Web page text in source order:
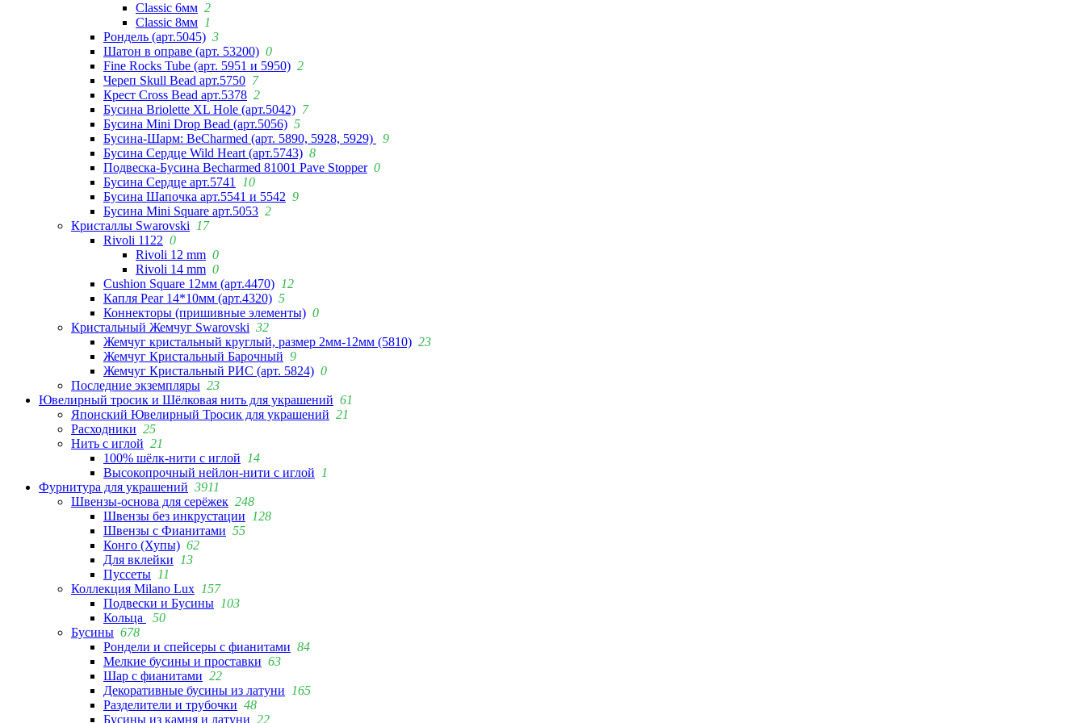
Classic 6мм 2
Classic 8мм 1
Рондель (арт.5045) 3
Шатон в оправе (арт. 53200) 0
Fine Rocks Tube (арт. 5951 и 5950) 2
Череп Skull Bead арт.5750 7
Крест Cross Bead арт.5378 2
Бусина Briolette XL Hole (арт.5042) 7
Бусина Mini Drop Bead (арт.5056) 5
Бусина-Шарм: BeCharmed (арт. 5890, 5928, 5929)
9
Бусина Сердце Wild Heart (арт.5743) 8
Подвеска-Бусина Becharmed 81001 Pave Stopper 0
Бусина Сердце арт.5741
10
Бусина Шапочка арт.5541 и 5542 9
Бусина Mini Square арт.5053 2
Кристаллы Swarovski
17
Rivoli 1122 0
Rivoli 12 mm 0
Rivoli 14 mm 0
Cushion Square 12мм (арт.4470) 12
Капля Pear 14*10мм (арт.4320) 5
Коннекторы (пришивные элементы) 0
Кристальный Жемчуг Swarovski 32
Жемчуг кристальный круглый, размер 2мм-12мм (5810) 23
Жемчуг Кристальный Барочный 9
Жемчуг Кристальный РИС (арт. 5824) 0
Последние экземпляры 23
Ювелирный тросик и Шёлковая нить для украшений 61
Японский Ювелирный Тросик для украшений 21
Расходники 25
Нить с иглой 21
100% шёлк-нити с иглой
14
Высокопрочный нейлон-нити с иглой
1
Фурнитура для украшений 3911
Швензы-основа для серёжек 248
Швензы без инкрустации
128
Швензы с Фианитами 55
Конго (Хупы) 62
Для вклейки
13
Пуссеты 11
Коллекция Milano Lux 157
Подвески и Бусины 103
Кольца
50
Бусины 678
Рондели и спейсеры с фианитами 84
Мелкие бусины и проставки 63
Шар с фианитами 22
Декоративные бусины из латуни
165
Разделители и трубочки 48
Бусины из камня и латуни 22